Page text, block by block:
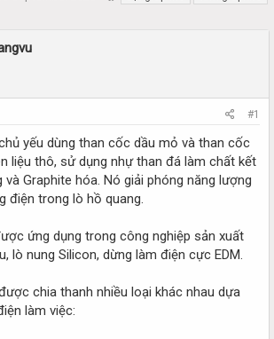
#1
yếu dùng than cốc dầu mỏ và than cốc
liệu thô, sử dụng nhự than đá làm chất kết
Graphite hóa. Nó giải phóng năng lượng
điện trong lò hồ quang.
ứng dụng trong công nghiệp sản xuất
lò nung Silicon, dừng làm điện cực EDM.
chia thanh nhiều loại khác nhau dựa
làm việc: